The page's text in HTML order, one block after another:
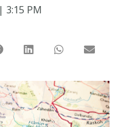
| 3:15 PM